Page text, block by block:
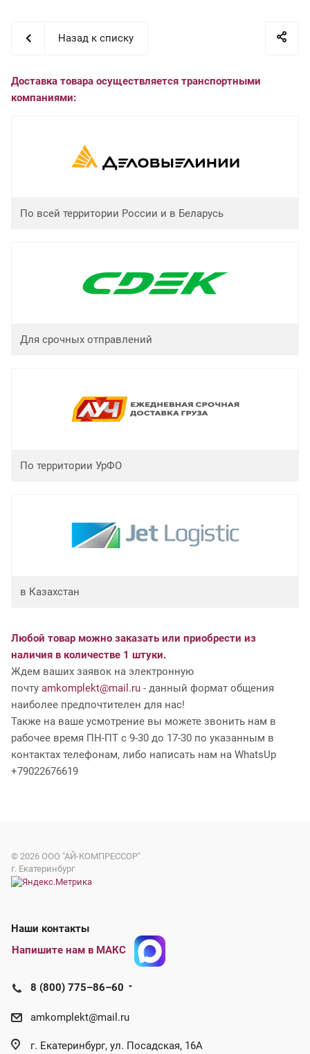
Назад к списку
Доставка товара осуществляется транспортными
компаниями:
По всей территории России и в Беларусь
Для срочных отправлений
По территории УрФО
в Казахстан
Любой товар можно заказать или приобрести из
наличия в количестве 1 штуки.
Ждем ваших заявок на электронную
почту amkomplekt@mail.ru - данный формат общения
наиболее предпочтителен для нас!
Также на ваше усмотрение вы можете звонить нам в
рабочее время ПН-ПТ с 9-30 до 17-30 по указанным в
контактах телефонам, либо написать нам на WhatsUp
+79022676619
© 2026 ООО "АЙ-КОМПРЕССОР"
г. Екатеринбург
Наши контакты
Напишите нам в МАКС
8 (800) 775–86–60
amkomplekt@mail.ru
г. Екатеринбург, ул. Посадская, 16А